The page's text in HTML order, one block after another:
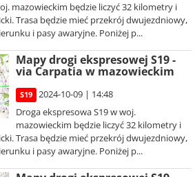
mazowieckim będzie liczyć 32 kilometry i
Trasa będzie mieć przekrój dwujezdniowy,
i pasy awaryjne. Poniżej p...
Mapy drogi ekspresowej S19 -
via Carpatia w mazowieckim
S19
2024-10-09 | 14:48
Droga ekspresowa S19 w woj.
mazowieckim będzie liczyć 32 kilometry i
Trasa będzie mieć przekrój dwujezdniowy,
i pasy awaryjne. Poniżej p...